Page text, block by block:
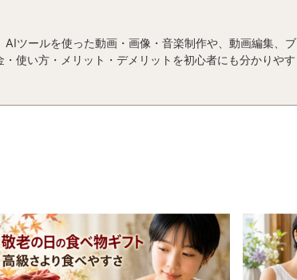
ツールを使った動画・画像・音楽制作や、動画編集、
使い方・メリット・デメリットを初心者にも分かりやす